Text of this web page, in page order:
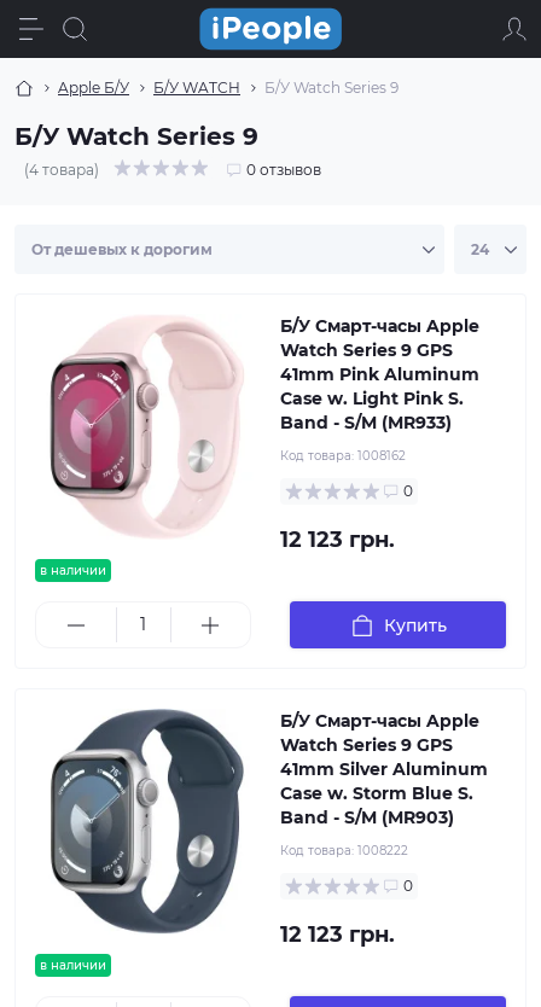
Apple Б/У Б/У WATCH Б/У Watch Series 9
Б/У Watch Series 9
(4 товара) 0 отзывов
в наличии
Б/У Смарт-часы Apple
Watch Series 9 GPS
41mm Pink Aluminum
Case w. Light Pink S.
Band - S/M (MR933)
Код товара: 1008162
0
12 123 грн.
Купить
в наличии
Б/У Смарт-часы Apple
Watch Series 9 GPS
41mm Silver Aluminum
Case w. Storm Blue S.
Band - S/M (MR903)
Код товара: 1008222
0
12 123 грн.